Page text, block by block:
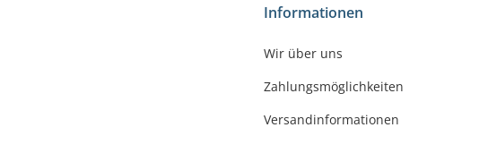
Informationen
Wir über uns
Zahlungsmöglichkeiten
Versandinformationen